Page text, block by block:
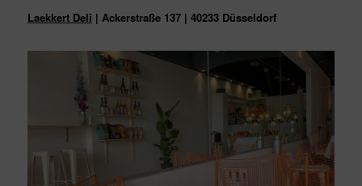
Laekkert Deli | Ackerstraße 137 | 40233 Düsseldorf